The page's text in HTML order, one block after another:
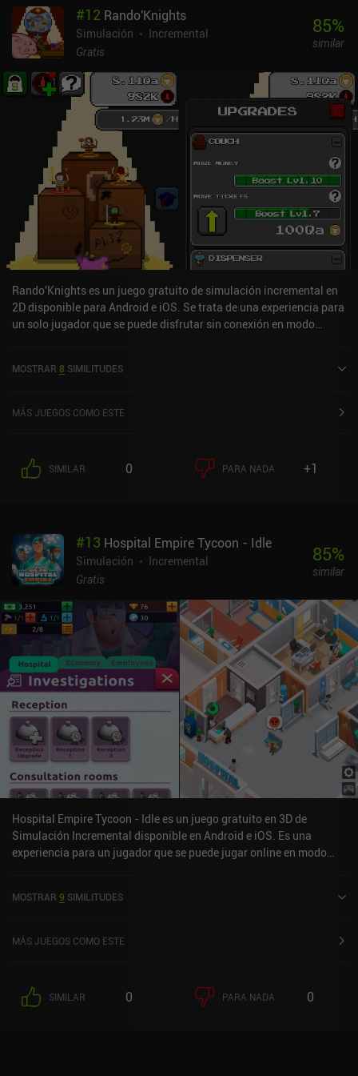
podemos empezar a surcar los mares para descubrir otras islas,
con tiendas de PNJ que nos compran ciertos recursos a cambio de
más oro. Espero que esta área se amplíe con el tiempo. Aunque
Times no es un juego ocioso. Progresamos mucho más rápido con
el juego abierto, por eso es perfecto como experiencia de segunda
pantalla. A algunos les encantará, mientras que a otros les
resultará frustrante. De momento, el juego es un poco escueto,
pero me ha gustado que no haya recompensas de inicio de sesión
diarias, ni misiones diarias, ni misiones de pase de batalla diarias,
etcétera. Es un juego relajante para sesiones cortas. Island Times
se monetiza a través de un anuncio que se muestra en la parte
inferior de la pantalla, y muy raros anuncios forzados e
incentivados. Una única compra de 4,99 dólares elimina los
anuncios para siempre, y no hay otros iAPs. Es un juego muy
relajado y de ritmo lento que promete mucho.
#12 Rando'Knights
Simulación
Incremental
Gratis
85%
similar
Rando'Knights es un juego gratuito de simulación incremental en
2D disponible para Android e iOS. Se trata de una experiencia para
un solo jugador que se puede disfrutar sin conexión en modo
4,5 sobre 5,0 en la App Store de iOS.
MOSTRAR 8 SIMILITUDES
MÁS JUEGOS COMO ESTE
SIMILAR 0 PARA NADA +1
#13 Hospital Empire Tycoon - Idle
Simulación
Incremental
Gratis
85%
similar
Hospital Empire Tycoon - Idle es un juego gratuito en 3D de
Simulación Incremental disponible en Android e iOS. Es una
experiencia para un jugador que se puede jugar online en modo
sobre 5,0 en la App Store de iOS.
MOSTRAR 9 SIMILITUDES
MÁS JUEGOS COMO ESTE
SIMILAR 0 PARA NADA 0